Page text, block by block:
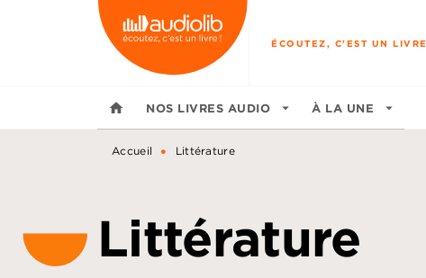
MENU RECHERCHE
ÉCOUTEZ, C'EST UN
home NOS LIVRES AUDIO arrow_drop_down À LA UNE arrow_drop_down
Accueil • Littérature
Littérature